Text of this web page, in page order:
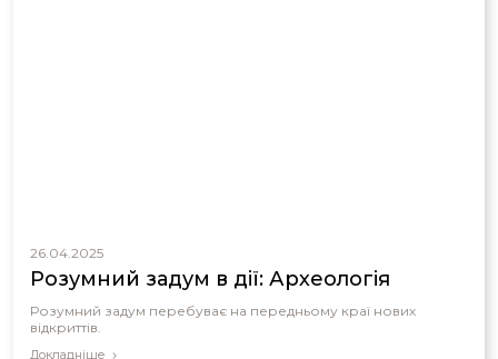
26.04.2025
Розумний задум в дії: Археологія
Розумний задум перебуває на передньому краї нових
відкриттів.
Докладніше